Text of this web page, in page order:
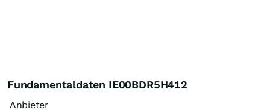
Fundamentaldaten IE00BDR5H412
Anbieter